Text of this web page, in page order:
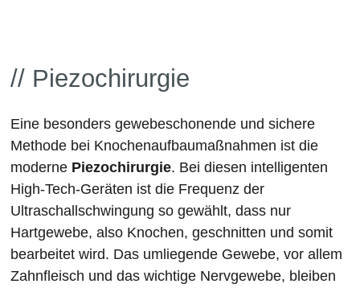
// Piezochirurgie
Eine besonders gewebeschonende und sichere
Methode bei Knochenaufbaumaßnahmen ist die
moderne Piezochirurgie. Bei diesen intelligenten
High-Tech-Geräten ist die Frequenz der
Ultraschallschwingung so gewählt, dass nur
Hartgewebe, also Knochen, geschnitten und somit
bearbeitet wird. Das umliegende Gewebe, vor allem
Zahnfleisch und das wichtige Nervgewebe, bleiben